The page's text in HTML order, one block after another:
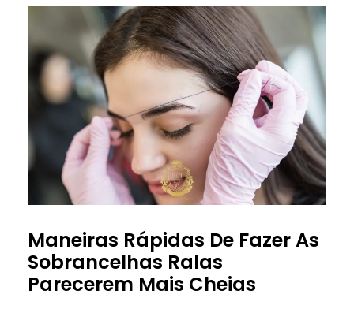
Maneiras Rápidas De Fazer As
Sobrancelhas Ralas
Parecerem Mais Cheias